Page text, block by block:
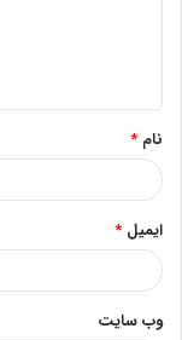
*
نام *
ایمیل *
وب‌ سایت